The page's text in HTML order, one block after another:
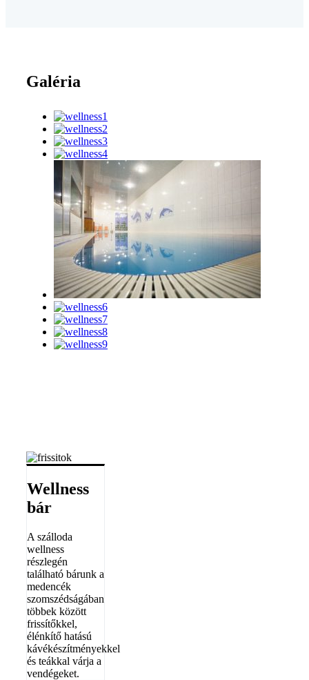
Galéria
Wellness
bár
A szálloda
wellness
részlegén
található bárunk a
medencék
szomszédságában
többek között
frissítőkkel,
élénkítő hatású
kávékészítményekkel
és teákkal várja a
vendégeket.